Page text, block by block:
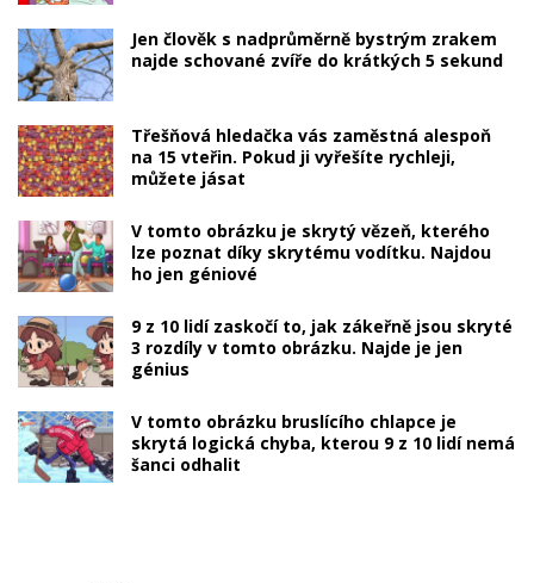
Jen člověk s nadprůměrně bystrým zrakem
najde schované zvíře do krátkých 5 sekund
Třešňová hledačka vás zaměstná alespoň
na 15 vteřin. Pokud ji vyřešíte rychleji,
můžete jásat
V tomto obrázku je skrytý vězeň, kterého
lze poznat díky skrytému vodítku. Najdou
ho jen géniové
9 z 10 lidí zaskočí to, jak zákeřně jsou skryté
3 rozdíly v tomto obrázku. Najde je jen
génius
V tomto obrázku bruslícího chlapce je
skrytá logická chyba, kterou 9 z 10 lidí nemá
šanci odhalit